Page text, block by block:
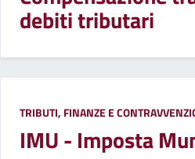
debiti tributari
TRIBUTI, FINANZE E
IMU - Imposta